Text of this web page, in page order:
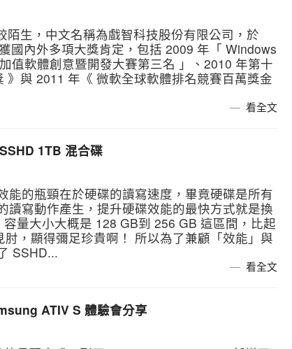
生，中文名稱為戲智科技股份有限公司，於
國內外多項大獎肯定，包括 2009 年「 Windows
值軟體創意暨開發大賽第三名 」、2010 年第十
與 2011 年《 微軟全球軟體排名競賽百萬獎金
看全文
1TB 混合碟
能的瓶頸在於硬碟的讀寫速度，畢竟硬碟是所有
讀寫動作產生，提升硬碟效能的最快方式就是換
量大小大概是 128 GB到 256 GB 這區間，比起
，顯得彌足珍貴啊！ 所以為了兼顧「效能」與
SSHD...
看全文
ATIV S 體驗會分享